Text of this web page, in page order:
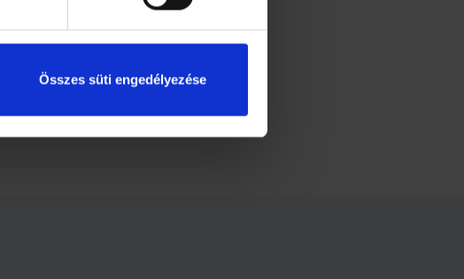
Összes süti engedélyezése